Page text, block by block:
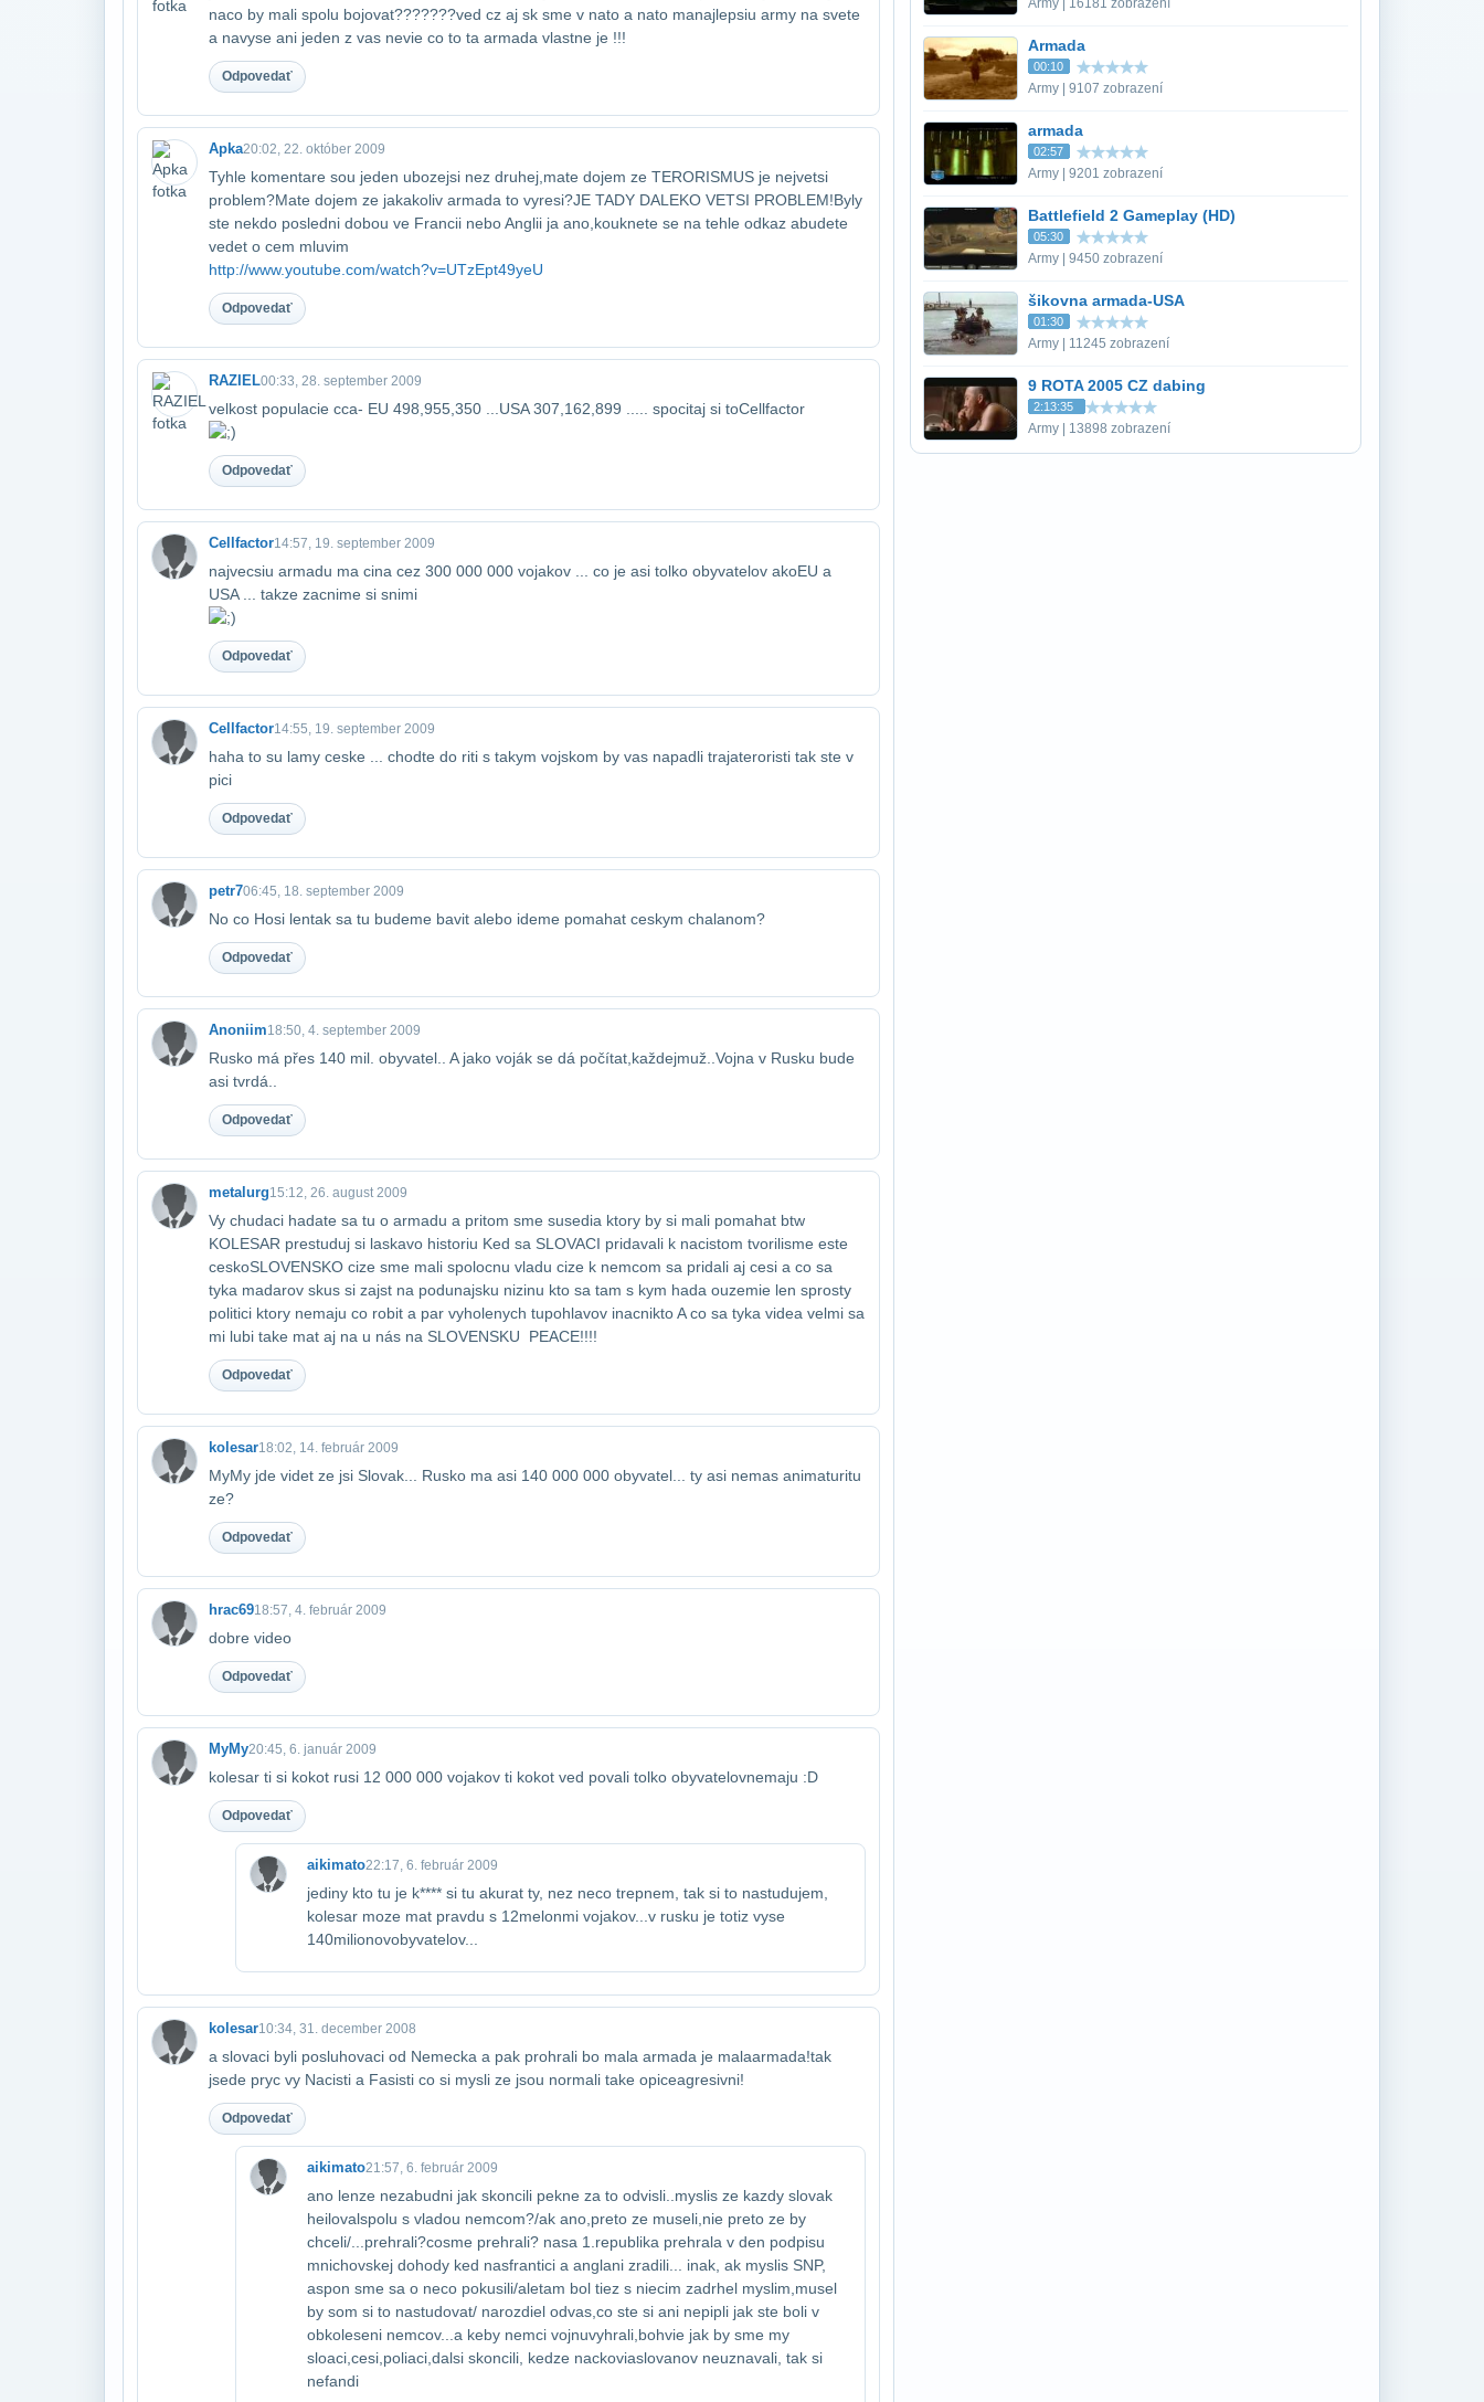
naco by mali spolu bojovat???????ved cz aj sk sme v nato a nato ma​najlepsiu army na svete
a navyse ani jeden z vas nevie co to ta armada vlastne je !!!
Odpovedať
Apka20:02, 22. október 2009
Tyhle komentare sou jeden ubozejsi nez druhej,mate dojem ze TERORISMUS je nejvetsi​
problem?Mate dojem ze jakakoliv armada to vyresi?JE TADY DALEKO VETSI PROBLEM!Byly​
ste nekdo posledni dobou ve Francii nebo Anglii ja ano,kouknete se na tehle odkaz a​budete
vedet o cem mluvim
http://www.youtube.com/watch?v=UTzEpt49yeU
Odpovedať
RAZIEL00:33, 28. september 2009
velkost populacie cca- EU 498,955,350 ...USA 307,162,899 ..... spocitaj si to​Cellfactor
Odpovedať
Cellfactor14:57, 19. september 2009
najvecsiu armadu ma cina cez 300 000 000 vojakov ... co je asi tolko obyvatelov ako​EU a
USA ... takze zacnime si snimi
Odpovedať
Cellfactor14:55, 19. september 2009
haha to su lamy ceske ... chodte do riti s takym vojskom by vas napadli traja​teroristi tak ste v
pici
Odpovedať
petr706:45, 18. september 2009
No co Hosi lentak sa tu budeme bavit alebo ideme pomahat ceskym chalanom?
Odpovedať
Anoniim18:50, 4. september 2009
Rusko má přes 140 mil. obyvatel.. A jako voják se dá počítat,každej​muž..Vojna v Rusku bude
asi tvrdá..
Odpovedať
metalurg15:12, 26. august 2009
Vy chudaci hadate sa tu o armadu a pritom sme susedia ktory by si mali pomahat btw​
KOLESAR prestuduj si laskavo historiu Ked sa SLOVACI pridavali k nacistom tvorili​sme este
ceskoSLOVENSKO cize sme mali spolocnu vladu cize k nemcom sa pridali aj cesi​ a co sa
tyka madarov skus si zajst na podunajsku nizinu kto sa tam s kym hada o​uzemie len sprosty
politici ktory nemaju co robit a par vyholenych tupohlavov inac​nikto A co sa tyka videa velmi sa
mi lubi take mat aj na u nás na SLOVENSKU ​ PEACE!!!!
Odpovedať
kolesar18:02, 14. február 2009
MyMy jde videt ze jsi Slovak... Rusko ma asi 140 000 000 obyvatel... ty asi nemas ani​maturitu
ze?
Odpovedať
hrac6918:57, 4. február 2009
dobre video
Odpovedať
MyMy20:45, 6. január 2009
kolesar ti si kokot rusi 12 000 000 vojakov ti kokot ved povali tolko obyvatelov​nemaju :D
Odpovedať
aikimato22:17, 6. február 2009
jediny kto tu je k**** si tu akurat ty, nez neco trepnem, tak si to nastudujem,​
kolesar moze mat pravdu s 12melonmi vojakov...v rusku je totiz vyse
140milionov​obyvatelov...
kolesar10:34, 31. december 2008
a slovaci byli posluhovaci od Nemecka a pak prohrali bo mala armada je mala​armada!tak
jsede pryc vy Nacisti a Fasisti co si mysli ze jsou normali take opice​agresivni!
Odpovedať
aikimato21:57, 6. február 2009
ano lenze nezabudni jak skoncili pekne za to odvisli..myslis ze kazdy slovak
heiloval​spolu s vladou nemcom?/ak ano,preto ze museli,nie preto ze by
chceli/...prehrali?co​sme prehrali? nasa 1.republika prehrala v den podpisu
mnichovskej dohody ked nas​frantici a anglani zradili... inak, ak myslis SNP,
aspon sme sa o neco pokusili/ale​tam bol tiez s niecim zadrhel myslim,musel
by som si to nastudovat/ narozdiel od​vas,co ste si ani nepipli jak ste boli v
obkoleseni nemcov...a keby nemci vojnu​vyhrali,bohvie jak by sme my
sloaci,cesi,poliaci,dalsi skoncili, kedze nackovia​slovanov neuznavali, tak si
nefandi
Army | 16181 zobrazení
Armada
00:10
Army | 9107 zobrazení
armada
02:57
Army | 9201 zobrazení
Battlefield 2 Gameplay (HD)
05:30
Army | 9450 zobrazení
šikovna armada-USA
01:30
Army | 11245 zobrazení
9 ROTA 2005 CZ dabing
2:13:35
Army | 13898 zobrazení